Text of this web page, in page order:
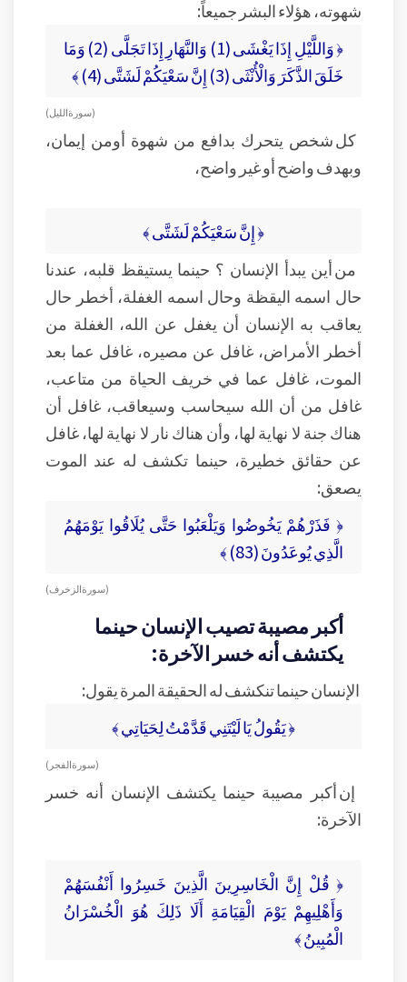
شهوته، هؤلاء البشر جميعاً:
﴿ وَاللَّيْلِ إِذَا يَغْشَى (1) وَالنَّهَارِ إِذَا تَجَلَّى (2) وَمَا
خَلَقَ الذَّكَرَ وَالْأُنْثَى (3) إِنَّ سَعْيَكُمْ لَشَتَّى (4) ﴾
( سورة الليل )
كل شخص يتحرك بدافع من شهوة أومن إيمان،
وبهدف واضح أو غير واضح،
﴿ إِنَّ سَعْيَكُمْ لَشَتَّى ﴾
من أين يبدأ الإنسان ؟ حينما يستيقظ قلبه، عندنا
حال اسمه اليقظة وحال اسمه الغفلة، أخطر حال
يعاقب به الإنسان أن يغفل عن الله، الغفلة من
أخطر الأمراض، غافل عن مصيره، غافل عما بعد
الموت، غافل عما في خريف الحياة من متاعب،
غافل من أن الله سيحاسب وسيعاقب، غافل أن
هناك جنة لا نهاية لها، وأن هناك نار لا نهاية لها، غافل
عن حقائق خطيرة، حينما تكشف له عند الموت
يصعق:
﴿ فَذَرْهُمْ يَخُوضُوا وَيَلْعَبُوا حَتَّى يُلَاقُوا يَوْمَهُمُ
الَّذِي يُوعَدُونَ (83) ﴾
(سورة الزخرف)
أكبر مصيبة تصيب الإنسان حينما
يكتشف أنه خسر الآخرة:
الإنسان حينما تنكشف له الحقيقة المرة يقول:
﴿ يَقُولُ يَا لَيْتَنِي قَدَّمْتُ لِحَيَاتِي ﴾
( سورة الفجر )
إن أكبر مصيبة حينما يكتشف الإنسان أنه خسر
الآخرة:
﴿ قُلْ إِنَّ الْخَاسِرِينَ الَّذِينَ خَسِرُوا أَنْفُسَهُمْ
وَأَهْلِيهِمْ يَوْمَ الْقِيَامَةِ أَلَا ذَلِكَ هُوَ الْخُسْرَانُ
الْمُبِينُ ﴾